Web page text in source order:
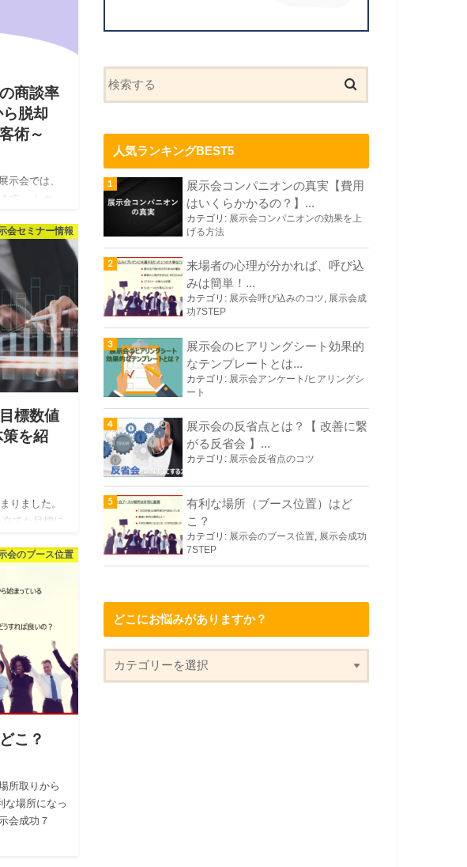
商談率
脱却
術～
示会では、
す。 しか
します。 そ
会セミナー情報
標数値
を紹
りました。
てた目標に
会のブース位置
こ？
所取りから
な場所になっ
会成功７
人気ランキングBEST5
展示会コンパニオンの真実【費用
はいくらかかるの？】...
カテゴリ: 展示会コンパニオンの効果を上
げる方法
来場者の心理が分かれば、呼び込
みは簡単！...
カテゴリ: 展示会呼び込みのコツ, 展示会成
功7STEP
展示会のヒアリングシート効果的
なテンプレートとは...
カテゴリ: 展示会アンケート/ヒアリングシ
ート
展示会の反省点とは？【 改善に繋
がる反省会 】...
カテゴリ: 展示会反省点のコツ
有利な場所（ブース位置）はど
こ？
カテゴリ: 展示会のブース位置, 展示会成功
7STEP
どこにお悩みがありますか？